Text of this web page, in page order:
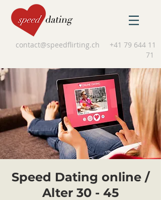
contact@speedflirting.ch
+41 79 644 11
71
Speed Dating online /
Alter 30 - 45